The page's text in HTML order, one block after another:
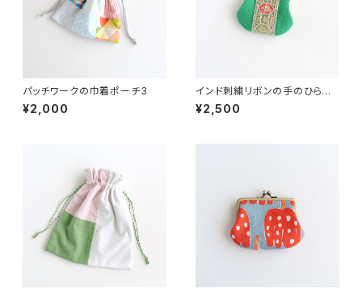
パッチワークの巾着ポーチ3
¥2,000
インド刺繍リボンの手のひらが
ま口ポーチ グリーン
¥2,500